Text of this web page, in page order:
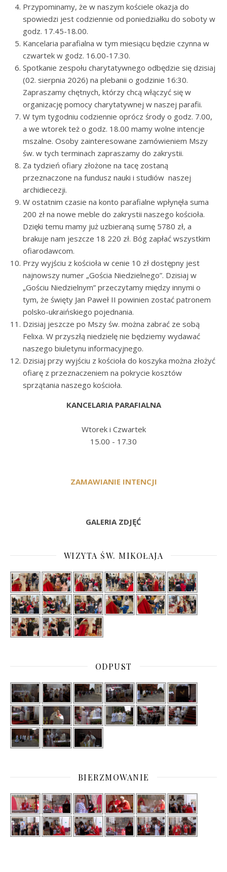
Przypominamy, że w naszym kościele okazja do
spowiedzi jest codziennie od poniedziałku do soboty w
godz. 17.45-18.00.
Kancelaria parafialna w tym miesiącu będzie czynna w
czwartek w godz. 16.00-17.30.
Spotkanie zespołu charytatywnego odbędzie się dzisiaj
(02. sierpnia 2026) na plebanii o godzinie 16:30.
Zapraszamy chętnych, którzy chcą włączyć się w
organizację pomocy charytatywnej w naszej parafii.
W tym tygodniu codziennie oprócz środy o godz. 7.00,
a we wtorek też o godz. 18.00 mamy wolne intencje
mszalne. Osoby zainteresowane zamówieniem Mszy
św. w tych terminach zapraszamy do zakrystii.
Za tydzień ofiary złożone na tacę zostaną
przeznaczone na fundusz nauki i studiów naszej
archidiecezji.
W ostatnim czasie na konto parafialne wpłynęła suma
200 zł na nowe meble do zakrystii naszego kościoła.
Dzięki temu mamy już uzbieraną sumę 5780 zł, a
brakuje nam jeszcze 18 220 zł. Bóg zapłać wszystkim
ofiarodawcom.
Przy wyjściu z kościoła w cenie 10 zł dostępny jest
najnowszy numer „Gościa Niedzielnego”. Dzisiaj w
„Gościu Niedzielnym” przeczytamy między innymi o
tym, że święty Jan Paweł II powinien zostać patronem
polsko-ukraińskiego pojednania.
Dzisiaj jeszcze po Mszy św. można zabrać ze sobą
Felixa. W przyszłą niedzielę nie będziemy wydawać
naszego biuletynu informacyjnego.
Dzisiaj przy wyjściu z kościoła do koszyka można złożyć
ofiarę z przeznaczeniem na pokrycie kosztów
sprzątania naszego kościoła.
KANCELARIA PARAFIALNA
Wtorek i Czwartek
15.00 - 17.30
ZAMAWIANIE INTENCJI
GALERIA ZDJĘĆ
WIZYTA ŚW. MIKOŁAJA
ODPUST
BIERZMOWANIE